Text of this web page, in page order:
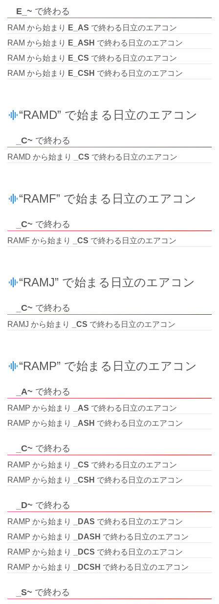
E_~ で終わる
RAM から始まり E_AS で終わる日立のエアコン
RAM から始まり
E_ASH で終わる日立のエアコン
RAM から始まり
E_CS で終わる日立のエアコン
RAM から始まり
E_CSH で終わる日立のエアコン
“RAMD” で始まる日立のエアコン
_C~ で終わる
RAMD から始まり _CS で終わる日立のエアコン
“RAMF” で始まる日立のエアコン
_C~ で終わる
RAMF から始まり _CS で終わる日立のエアコン
“RAMJ” で始まる日立のエアコン
_C~ で終わる
RAMJ から始まり _CS で終わる日立のエアコン
“RAMP” で始まる日立のエアコン
_A~ で終わる
RAMP から始まり _AS で終わる日立のエアコン
RAMP から始まり
_ASH で終わる日立のエアコン
_C~ で終わる
RAMP から始まり _CS で終わる日立のエアコン
RAMP から始まり
_CSH で終わる日立のエアコン
_D~ で終わる
RAMP から始まり _DAS で終わる日立のエアコン
RAMP から始まり
_DASH で終わる日立のエアコン
RAMP から始まり
_DCS で終わる日立のエアコン
RAMP から始まり
_DCSH で終わる日立のエアコン
_S~ で終わる